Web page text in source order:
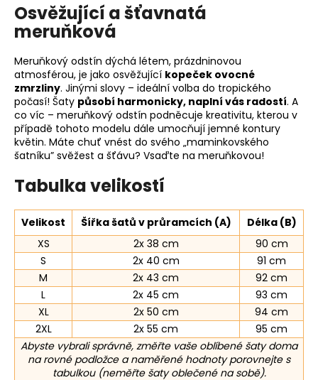
Osvěžující a šťavnatá
meruňková
Meruňkový odstín dýchá létem, prázdninovou
atmosférou, je jako osvěžující kopeček ovocné
zmrzliny. Jinými slovy – ideální volba do tropického
počasí! Šaty působí harmonicky, naplní vás radostí. A
co víc – meruňkový odstín podněcuje kreativitu, kterou v
případě tohoto modelu dále umocňují jemné kontury
květin. Máte chuť vnést do svého „maminkovského
šatníku” svěžest a šťávu? Vsaďte na meruňkovou!
Tabulka velikostí
Velikost Šířka šatů v průramcích (A)
Délka (B)
XS
2x 38 cm
90 cm
S
2x 40 cm
91 cm
M
2x 43 cm
92 cm
L
2x 45 cm
93 cm
XL
2x 50 cm
94 cm
2XL
2x 55 cm
95 cm
Abyste vybrali správně, změřte vaše oblíbené šaty doma
na rovné podložce a naměřené hodnoty porovnejte s
tabulkou (neměřte šaty oblečené na sobě).